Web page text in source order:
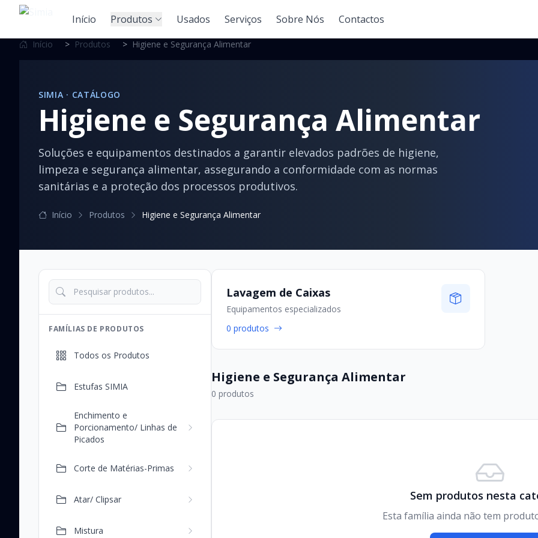
Início Produtos Usados Serviços Sobre Nós Contactos
Início > Produtos > Higiene e Segurança Alimentar
SIMIA · CATÁLOGO
Higiene e Segurança Alimentar
Soluções e equipamentos destinados a garantir elevados padrões de higiene,
limpeza e segurança alimentar, assegurando a conformidade com as normas
sanitárias e a proteção dos processos produtivos.
Início Produtos Higiene e Segurança Alimentar
FAMÍLIAS DE PRODUTOS
Todos os Produtos
Estufas SIMIA
Enchimento e
Porcionamento/ Linhas de
Picados
Corte de Matérias-Primas
Atar/ Clipsar
Mistura
Lavagem de Caixas
Equipamentos especializados
0 produtos
Higiene e Segurança Alimentar
0 produtos
Sem produtos nesta
Esta família ainda não tem